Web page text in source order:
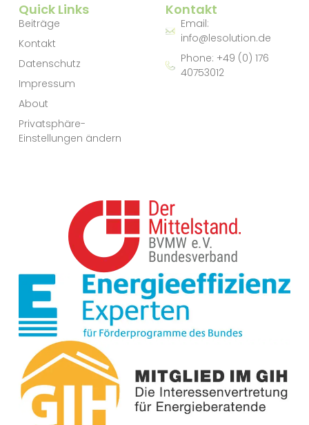
Quick Links
Beiträge
Kontakt
Datenschutz
Impressum
About
Privatsphäre-
Einstellungen ändern
Kontakt
Email:
info@lesolution.de
Phone: +49 (0) 176
40753012